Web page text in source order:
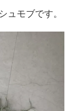
ュモブです。